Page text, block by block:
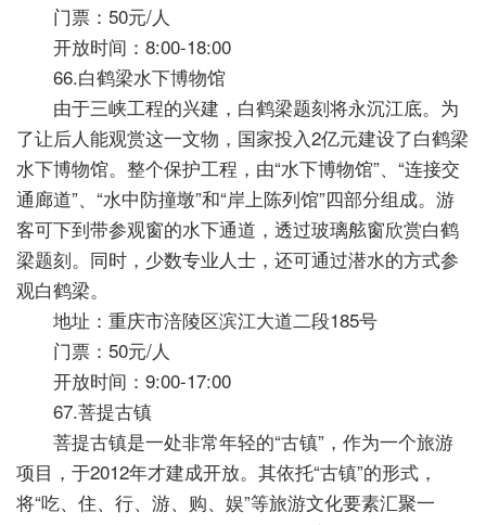
门票：50元/人
开放时间：8:00-18:00
66.白鹤梁水下博物馆
由于三峡工程的兴建，白鹤梁题刻将永沉江底。为
了让后人能观赏这一文物，国家投入2亿元建设了白鹤梁
水下博物馆。整个保护工程，由“水下博物馆”、“连接交
通廊道”、“水中防撞墩”和“岸上陈列馆”四部分组成。游
客可下到带参观窗的水下通道，透过玻璃舷窗欣赏白鹤
梁题刻。同时，少数专业人士，还可通过潜水的方式参
观白鹤梁。
地址：重庆市涪陵区滨江大道二段185号
门票：50元/人
开放时间：9:00-17:00
67.菩提古镇
菩提古镇是一处非常年轻的“古镇”，作为一个旅游
项目，于2012年才建成开放。其依托“古镇”的形式，
将“吃、住、行、游、购、娱”等旅游文化要素汇聚一